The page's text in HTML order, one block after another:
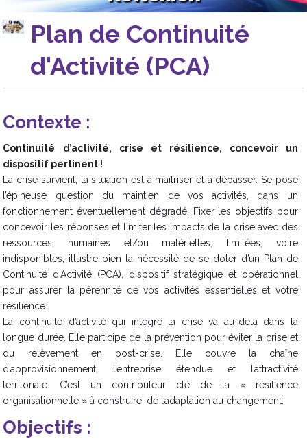
Plan de Continuité
d'Activité (PCA)
Contexte :
Continuité d’activité, crise et résilience, concevoir un
dispositif pertinent !
La crise survient, la situation est à maîtriser et à dépasser. Se pose
l’épineuse question du maintien de vos activités, dans un
fonctionnement éventuellement dégradé. Fixer les objectifs pour
concevoir les réponses et limiter les impacts de la crise avec des
ressources, humaines et/ou matérielles, limitées, voire
indisponibles, illustre bien la nécessité de se doter d’un Plan de
Continuité d’Activité (PCA), dispositif stratégique et opérationnel
pour assurer la pérennité de vos activités essentielles et votre
résilience.
La continuité d’activité qui intègre la crise va au-delà dans la
longue durée. Elle participe de la prévention pour éviter la crise et
du relèvement en post-crise. Elle couvre la chaîne
d’approvisionnement, l’entreprise étendue et l’attractivité
territoriale. C’est un contributeur clé de la « résilience
organisationnelle » à construire, de l’adaptation au changement.
Objectifs :